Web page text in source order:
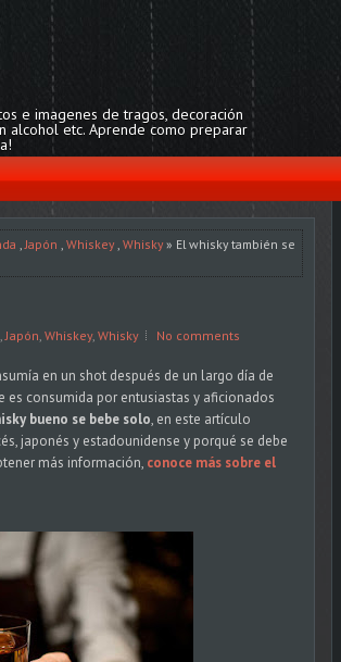
e imagenes de tragos, decoración
alcohol etc. Aprende como preparar
,Japón , Whiskey, Whisky» El whisky también se
,Japón, Whiskey, Whisky No comments
en un shot después de un largo día de
es consumida por entusiastas y aficionados
bueno se bebe solo, en este artículo
japonés y estadounidense y porqué se debe
más información, conoce más sobre el